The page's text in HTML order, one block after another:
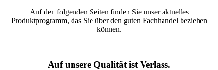
Auf den folgenden Seiten finden Sie unser aktuelles
Produktprogramm, das Sie über den guten Fachhandel beziehen
können.
Auf unsere Qualität ist Verlass.